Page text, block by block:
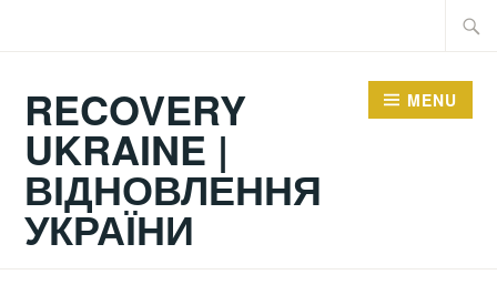
RECOVERY
UKRAINE |
ВІДНОВЛЕННЯ
УКРАЇНИ
MENU